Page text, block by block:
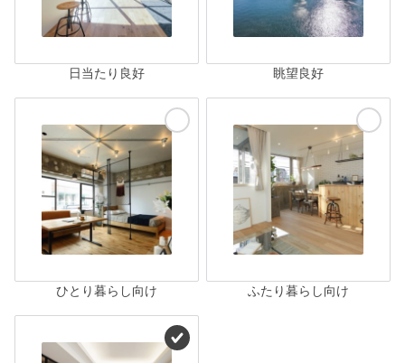
日当たり良好 眺望良好
ひとり暮らし向け ふたり暮らし向け